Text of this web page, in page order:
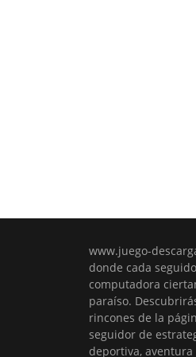
www.juego-
donde cada
computadora
paraíso.
rincones de la
seguidor de
deportiva,